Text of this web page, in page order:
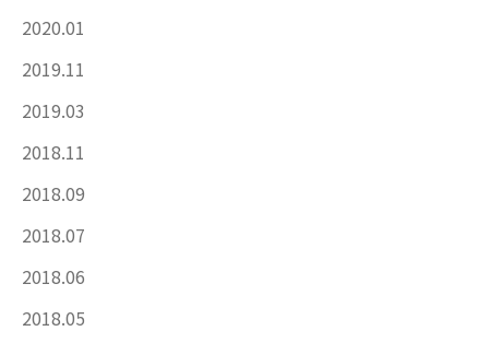
2020.01
2019.11
2019.03
2018.11
2018.09
2018.07
2018.06
2018.05